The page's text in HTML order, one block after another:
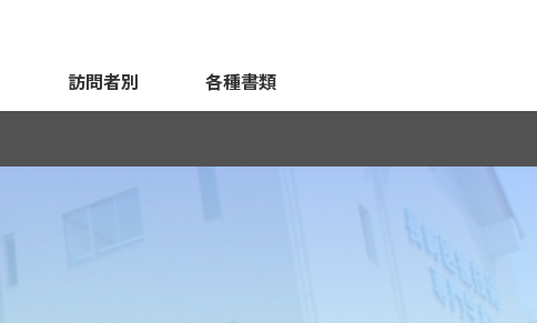
訪問者別 各種書類